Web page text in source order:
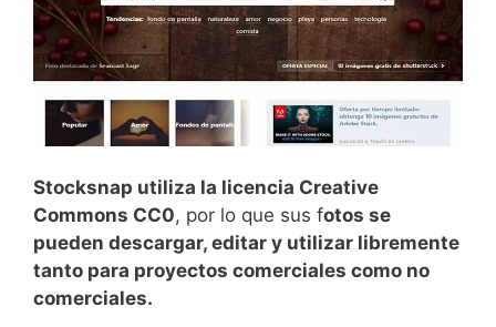
Stocksnap utiliza la licencia Creative
Commons CC0, por lo que sus fotos se
pueden descargar, editar y utilizar libremente
tanto para proyectos comerciales como no
comerciales.